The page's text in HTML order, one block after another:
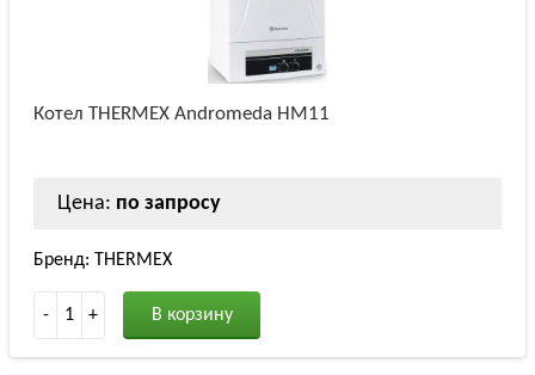
Котел THERMEX Andromeda HM11
Цена: по запросу
Бренд: THERMEX
- 1 + В корзину